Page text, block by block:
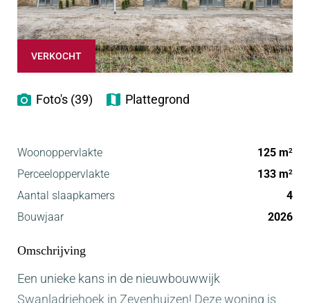
VERKOCHT
Foto's (39) Plattegrond
Woonoppervlakte 125 m2
Perceeloppervlakte 133 m2
Aantal slaapkamers
4
Bouwjaar
2026
Omschrijving
Een unieke kans in de nieuwbouwwijk
Swanladriehoek in Zevenhuizen! Deze woning is